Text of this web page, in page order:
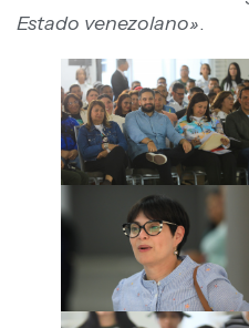
Estado venezolano».